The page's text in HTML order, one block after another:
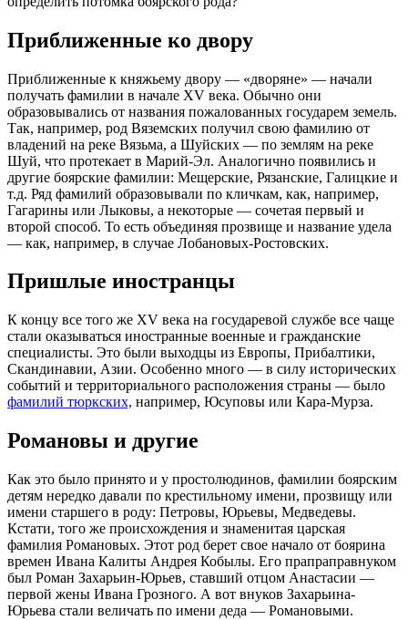
Приближенные ко двору
Приближенные к княжьему двору — «дворяне» — начали
получать фамилии в начале XV века. Обычно они
образовывались от названия пожалованных государем земель.
Так, например, род Вяземских получил свою фамилию от
владений на реке Вязьма, а Шуйских — по землям на реке
Шуй, что протекает в Марий-Эл. Аналогично появились и
другие боярские фамилии: Мещерские, Рязанские, Галицкие и
т.д. Ряд фамилий образовывали по кличкам, как, например,
Гагарины или Лыковы, а некоторые — сочетая первый и
второй способ. То есть объединяя прозвище и название удела
— как, например, в случае Лобановых-Ростовских.
Пришлые иностранцы
К концу все того же XV века на государевой службе все чаще
стали оказываться иностранные военные и гражданские
специалисты. Это были выходцы из Европы, Прибалтики,
Скандинавии, Азии. Особенно много — в силу исторических
событий и территориального расположения страны — было
фамилий тюркских, например, Юсуповы или Кара-Мурза.
Романовы и другие
Как это было принято и у простолюдинов, фамилии боярским
детям нередко давали по крестильному имени, прозвищу или
имени старшего в роду: Петровы, Юрьевы, Медведевы.
Кстати, того же происхождения и знаменитая царская
фамилия Романовых. Этот род берет свое начало от боярина
времен Ивана Калиты Андрея Кобылы. Его прапраправнуком
был Роман Захарьин-Юрьев, ставший отцом Анастасии —
первой жены Ивана Грозного. А вот внуков Захарьина-
Юрьева стали величать по имени деда — Романовыми.